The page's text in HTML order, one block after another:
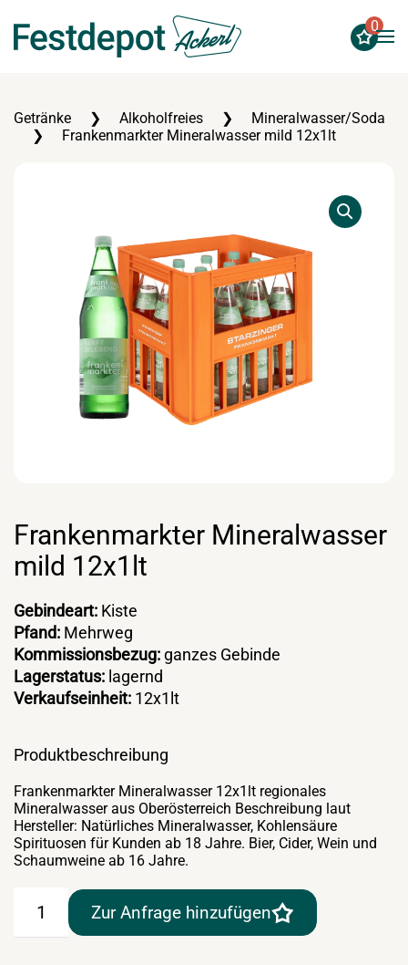
Zum Hauptinhalt springen
0
Getränke Alkoholfreies
Mineralwasser/Soda
Frankenmarkter Mineralwasser mild 12x1lt
Frankenmarkter Mineralwasser
mild 12x1lt
Gebindeart: Kiste
Pfand: Mehrweg
Kommissionsbezug: ganzes Gebinde
Lagerstatus: lagernd
Verkaufseinheit: 12x1lt
Produktbeschreibung
Frankenmarkter Mineralwasser 12x1lt regionales
Mineralwasser aus Oberösterreich Beschreibung laut
Hersteller: Natürliches Mineralwasser, Kohlensäure
Spirituosen für Kunden ab 18 Jahre. Bier, Cider, Wein und
Schaumweine ab 16 Jahre.
Frankenmarkter
MineralwasserZur Anfrage hinzufügen